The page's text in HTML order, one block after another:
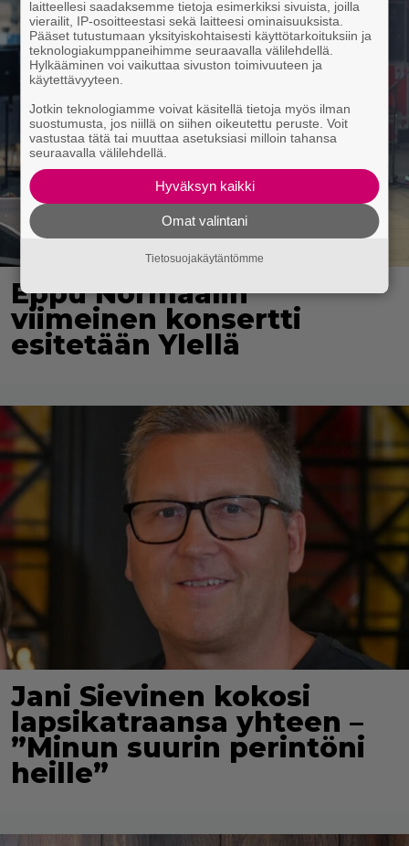
Eppu Normaalin
viimeinen konsertti
esitetään Ylellä
Jani Sievinen kokosi
lapsikatraansa yhteen –
”Minun suurin perintöni
heille”
laitteellesi saadaksemme tietoja esimerkiksi sivuista, joilla
vierailit, IP-osoitteestasi sekä laitteesi ominaisuuksista.
Pääset tutustumaan yksityiskohtaisesti käyttötarkoituksiin ja
teknologiakumppaneihimme seuraavalla välilehdellä.
Hylkääminen voi vaikuttaa sivuston toimivuuteen ja
käytettävyyteen.
Jotkin teknologiamme voivat käsitellä tietoja myös ilman
suostumusta, jos niillä on siihen oikeutettu peruste. Voit
vastustaa tätä tai muuttaa asetuksiasi milloin tahansa
seuraavalla välilehdellä.
Hyväksyn kaikki
Omat valintani
Tietosuojakäytäntömme